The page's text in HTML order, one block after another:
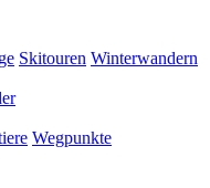
Skitouren Winterwandern
Wegpunkte